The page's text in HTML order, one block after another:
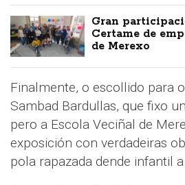
Gran
Certame de
de Merexo
Finalmente, o escollido para
Sambad Bardullas, que fixo
pero a Escola Veciñal de
exposición con verdadeiras
pola rapazada dende infantil